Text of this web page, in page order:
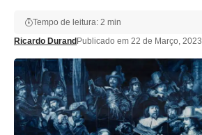
Ricardo Durand Publicado em 22 de Março, 2023
Tempo de leitura: 2 min